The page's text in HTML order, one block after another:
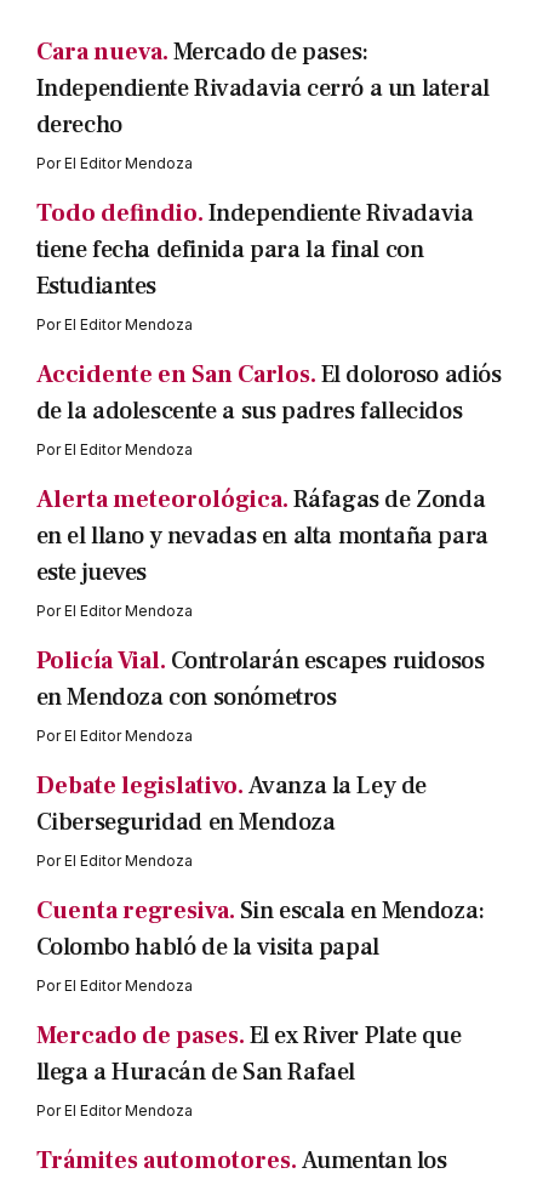
Cara nueva.Mercado de pases:
Independiente Rivadavia cerró a un lateral
derecho
PorEl Editor Mendoza
Todo defindio.Independiente Rivadavia
tiene fecha definida para la final con
Estudiantes
PorEl Editor Mendoza
Accidente en San Carlos.El doloroso adiós
de la adolescente a sus padres fallecidos
PorEl Editor Mendoza
Alerta meteorológica.Ráfagas de Zonda
en el llano y nevadas en alta montaña para
este jueves
PorEl Editor Mendoza
Policía Vial. Controlarán escapes ruidosos
en Mendoza con sonómetros
PorEl Editor Mendoza
Debate legislativo.Avanza la Ley de
Ciberseguridad en Mendoza
PorEl Editor Mendoza
Cuenta regresiva. Sin escala en Mendoza:
Colombo habló de la visita papal
PorEl Editor Mendoza
Mercado de pases.El ex River Plate que
llega a Huracán de San Rafael
PorEl Editor Mendoza
Trámites automotores.Aumentan los